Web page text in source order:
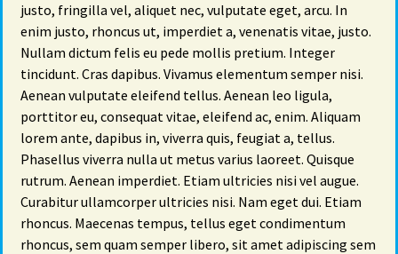
justo, fringilla vel, aliquet nec, vulputate eget, arcu. In
enim justo, rhoncus ut, imperdiet a, venenatis vitae, justo.
Nullam dictum felis eu pede mollis pretium. Integer
tincidunt. Cras dapibus. Vivamus elementum semper nisi.
Aenean vulputate eleifend tellus. Aenean leo ligula,
porttitor eu, consequat vitae, eleifend ac, enim. Aliquam
lorem ante, dapibus in, viverra quis, feugiat a, tellus.
Phasellus viverra nulla ut metus varius laoreet. Quisque
rutrum. Aenean imperdiet. Etiam ultricies nisi vel augue.
Curabitur ullamcorper ultricies nisi. Nam eget dui. Etiam
rhoncus. Maecenas tempus, tellus eget condimentum
rhoncus, sem quam semper libero, sit amet adipiscing sem